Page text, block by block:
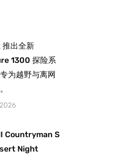
出全新
1300 探险系
为越野与离网
Countryman S
Night